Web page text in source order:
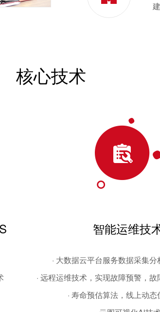
核心技术
智能运维技
· 大数据云平台服务数据采集
· 远程运维技术，实现故障预警，
· 寿命预估算法，线上动